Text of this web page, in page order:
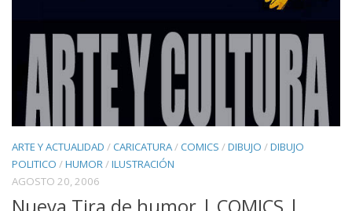
ARTE Y ACTUALIDAD /CARICATURA/COMICS /DIBUJO /DIBUJO
POLITICO /HUMOR/ILUSTRACIÓN
AGOSTO 20, 2006